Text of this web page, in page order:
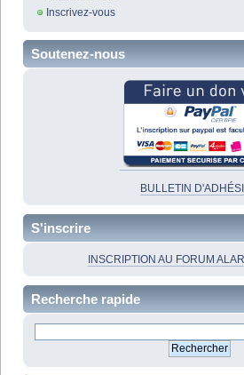
Inscrivez-vous
Soutenez-nous
BULLETIN
S'inscrire
INSCRIPTION AU FORUM
Recherche rapide